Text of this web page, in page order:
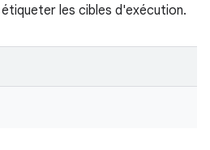
les cibles d'exécution.